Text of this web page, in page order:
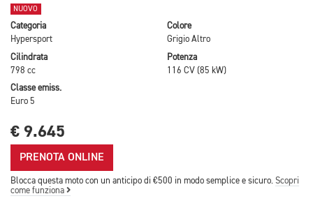
NUOVO
Categoria
Hypersport
Colore
Grigio Altro
Cilindrata
798 cc
Potenza
116 CV (85 kW)
Classe emiss.
Euro 5
€ 9.645
PRENOTA ONLINE
Blocca questa moto con un anticipo di €500 in modo semplice e sicuro. Scopri
come funziona